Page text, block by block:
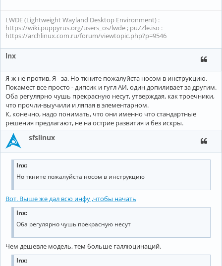
LWDE (Lightweight Wayland Desktop Environment) :
https://wiki.puppyrus.org/users_os/lwde ; puZZle.iso :
https://archlinux.com.ru/forum/viewtopic.php?p=9546
lnx
Я-ж не против. Я - за. Но ткните пожалуйста носом в инструкцию.
Покамест все просто - дипсик и гугл АИ, один допиливает за другим.
Оба регулярно чушь прекрасную несут, утверждая, как троечники,
что прочли-выучили и ляпая в элементарном.
К, конечно, надо понимать, что они именно что стандартные
решения предлагают, не на острие развития и без искры.
sfslinux
lnx:
Но ткните пожалуйста носом в инструкцию
Вот. Выше же дал всю инфу ,чтобы начать
lnx:
Оба регулярно чушь прекрасную несут
Чем дешевле модель, тем больше галлюцинаций.
lnx: